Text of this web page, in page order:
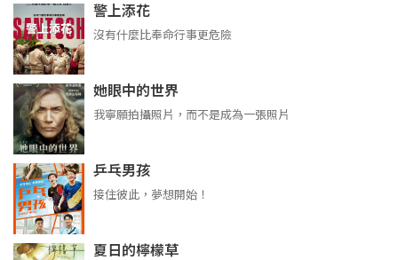
警上添花
沒有什麼比奉命行事更危險
她眼中的世界
我寧願拍攝照片，而不是成為一張照片
乒乓男孩
接住彼此，夢想開始！
夏日的檸檬草